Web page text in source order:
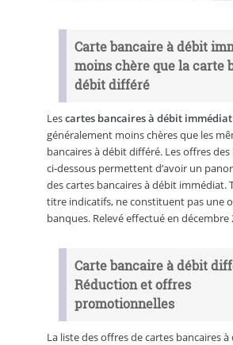
Carte bancaire à débit immédiat :
moins chère que la carte
débit différé
Lescartes bancaires à débit immédiat
généralement moins chères que les
bancaires à débit différé. Les offres des banques listées
ci-dessous permettent d’avoir un
des cartes bancaires à débit immédiat.
titre indicatifs, ne constituent pas une
banques. Relevé effectué en décembre
Carte bancaire à débit
Réduction et offres
promotionnelles
La liste des offres de cartes bancaires